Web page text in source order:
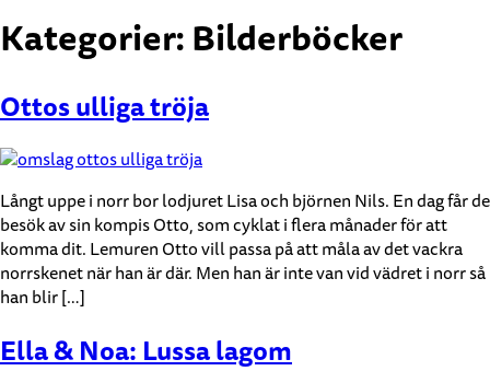
Kategorier:Bilderböcker
Ottos ulliga tröja
Långt uppe i norr bor lodjuret Lisa och björnen Nils. En dag får de
besök av sin kompis Otto, som cyklat i flera månader för att
komma dit. Lemuren Otto vill passa på att måla av det vackra
norrskenet när han är där. Men han är inte van vid vädret i norr så
han blir […]
Ella & Noa: Lussa lagom